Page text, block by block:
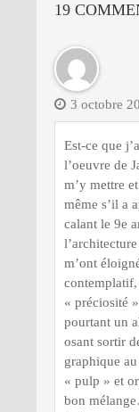
19
3 octobre
Est-ce que
l’oeuvre de
m’y mettre
même s’il a
calant le 9e
m’ont
contemplatif,
« préciosité
pourtant un
osant sortir
graphique
« pulp » et
bon